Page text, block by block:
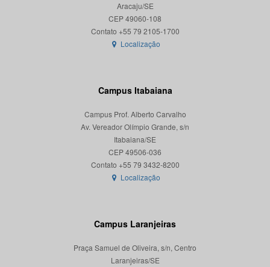
Aracaju/SE
CEP 49060-108
Localização
Campus Itabaiana
Campus Prof. Alberto Carvalho
Av. Vereador Olímpio Grande, s/n
Itabaiana/SE
CEP 49506-036
Localização
Campus Laranjeiras
Praça Samuel de Oliveira, s/n, Centro
Laranjeiras/SE